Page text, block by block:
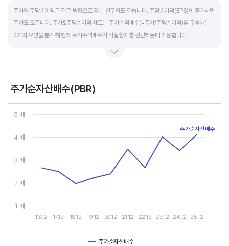
주가와 주당순이익은 같은 방향으로 걷는 친구와도 같습니다. 주당순이익(EPS)이 증가하면
주가도 오릅니다. 주가&주당순이익 차트는 주가수익배수(=주가/주당순이익)를 구성하는
2가지 요인을 분석해 현재 주가수익배수가 적절한지를 판단하는데 사용합니다.
- 매수 검토 : 주당순이익 증가, 주가 상승
- 매도 검토 : 주당순이익 감소, 주가 횡보 또는 하락
주당순이익이 증가해도 시장 전체적인 악재로 주가가 급락하면 좋은 매수 기회가 됩니다.
주가순자산배수(PBR)
Chart
Line chart with 10 data points.
The chart has 1 X axis displaying categories.
The chart has 1 Y axis displaying values. Data ranges from
주가순자산배수
16.12 17.12 18.12 19.12 20.12 21.12 22.12 23.12 24.12 25.12
1 배
2 배
3 배
4 배
5 배
주가순자산배수